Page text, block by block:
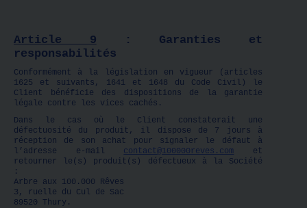
Article 9 : Garanties et
responsabilités
Conformément à la législation en vigueur (articles
1625 et suivants, 1641 et 1648 du Code Civil) le
Client bénéficie des dispositions de la garantie
légale contre les vices cachés.
Dans le cas où le Client constaterait une
défectuosité du produit, il dispose de 7 jours à
réception de son achat pour signaler le défaut à
l’adresse e-mail contact@100000reves.com et
retourner le(s) produit(s) défectueux à la Société
:
Arbre aux 100.000 Rêves
3, ruelle du Cul de Sac
89520 Thury.